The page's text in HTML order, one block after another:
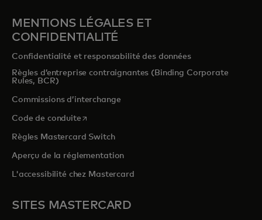
MENTIONS LÉGALES ET
CONFIDENTIALITÉ
Confidentialité et responsabilité des données
Règles d’entreprise contraignantes (Binding Corporate
Rules, BCR)
Commissions d’interchange
Code de conduites’ouvre dans un nouvel onglet
Règles Mastercard Switch
Aperçu de la réglementation
L'accessibilité chez Mastercard
SITES MASTERCARD